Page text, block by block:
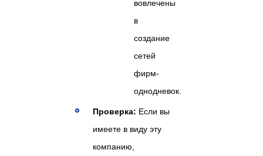
вовлечены
в
создание
сетей
фирм-
однодневок.
Проверка: Если вы
имеете в виду эту
компанию,